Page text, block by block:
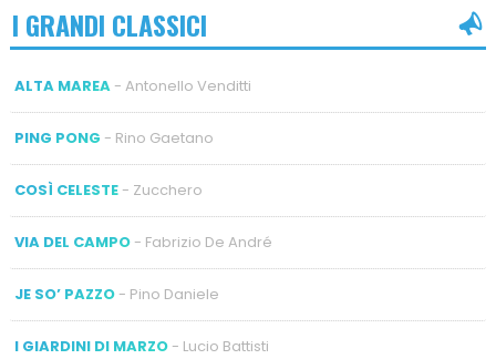
I GRANDI CLASSICI
ALTA MAREA- Antonello Venditti
PING PONG - Rino Gaetano
COSÌ CELESTE- Zucchero
VIA DEL CAMPO- Fabrizio De André
JE SO’ PAZZO- Pino Daniele
I GIARDINI DI MARZO- Lucio Battisti